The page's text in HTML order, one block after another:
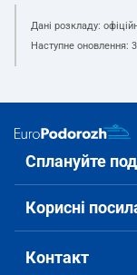
Дані розкладу:
Наступне оновлення:
Сплануйте
Корисні
Контакт